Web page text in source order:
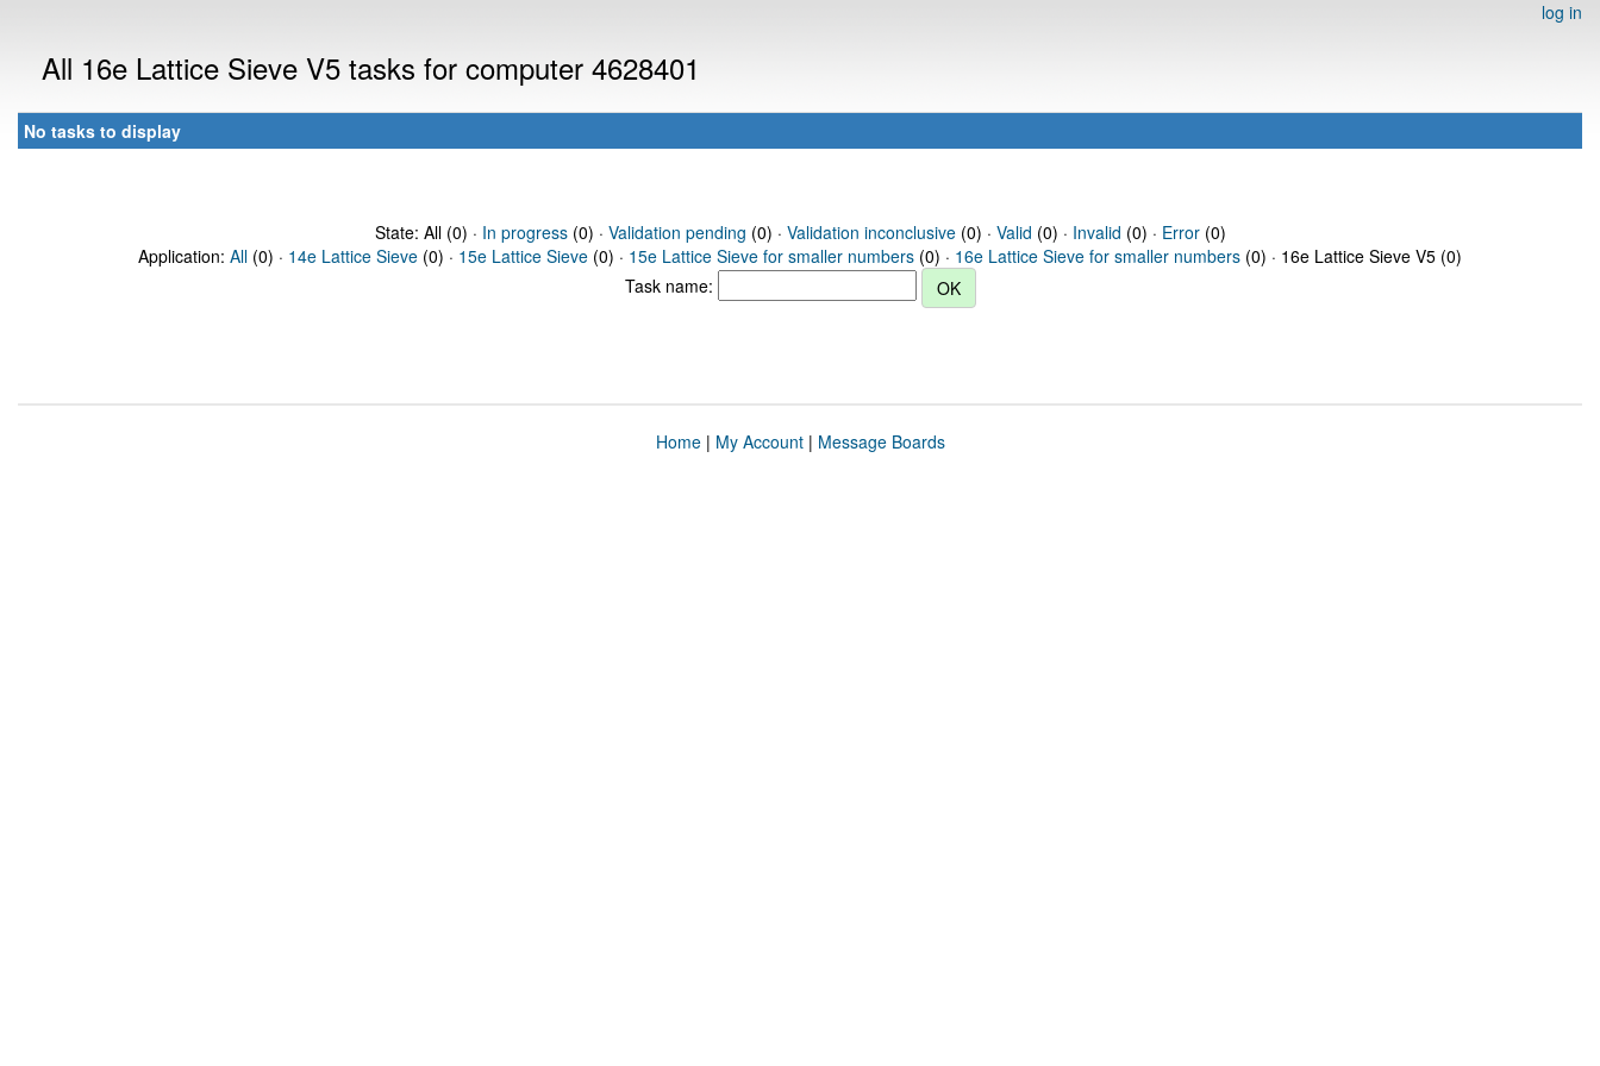
log in
All 16e Lattice Sieve V5 tasks for computer 4628401
No tasks to display
State: All (0) · In progress(0) · Validation pending (0) · Validation inconclusive(0) · Valid (0) · Invalid (0) · Error(0)
Application: All (0) · 14e Lattice Sieve (0) · 15e Lattice Sieve (0) · 15e Lattice Sieve for smaller numbers (0) · 16e Lattice Sieve for smaller numbers (0) · 16e Lattice Sieve V5 (0)
Task name:
Home| My Account| Message Boards